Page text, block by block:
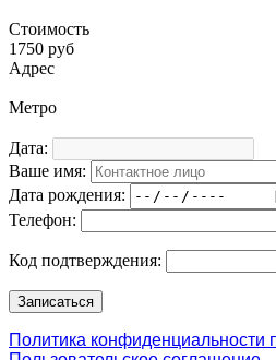
Стоимость
1750 руб
Адрес
Метро
Дата:
Ваше имя:
Дата рождения:
Телефон:
Код подтверждения:
Политика конфиденциальности